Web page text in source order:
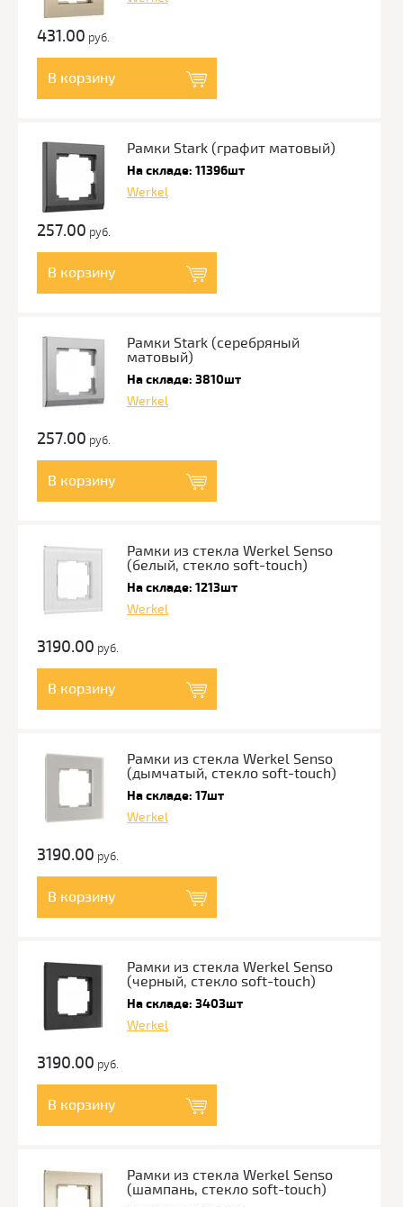
431.00 руб.
В корзину
Рамки Stark (графит матовый)
На складе: 11396шт
Werkel
257.00 руб.
В корзину
Рамки Stark (серебряный
матовый)
На складе: 3810шт
Werkel
257.00 руб.
В корзину
Рамки из стекла Werkel Senso
(белый, стекло soft-touch)
На складе: 1213шт
Werkel
3190.00 руб.
В корзину
Рамки из стекла Werkel Senso
(дымчатый, стекло soft-touch)
На складе: 17шт
Werkel
3190.00 руб.
В корзину
Рамки из стекла Werkel Senso
(черный, стекло soft-touch)
На складе: 3403шт
Werkel
3190.00 руб.
В корзину
Рамки из стекла Werkel Senso
(шампань, стекло soft-touch)